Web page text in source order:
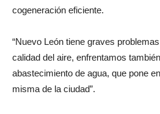
cogeneración eficiente.
“Nuevo León tiene graves
calidad del aire, enfrentamos
abastecimiento de agua, que pone
misma de la ciudad”.